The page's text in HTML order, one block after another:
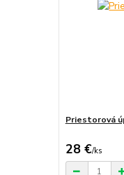
Priestorová
28 €/ks